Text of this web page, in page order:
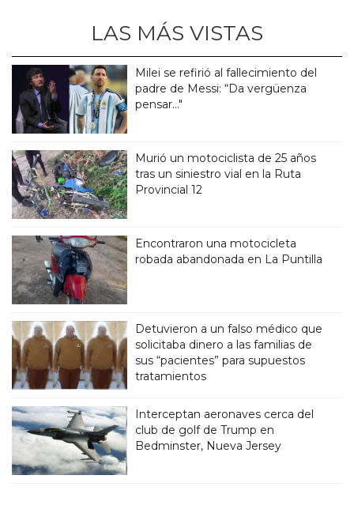
LAS MÁS VISTAS
Milei se refirió al fallecimiento del
padre de Messi: “Da vergüenza
pensar..."
Murió un motociclista de 25 años
tras un siniestro vial en la Ruta
Provincial 12
Encontraron una motocicleta
robada abandonada en La Puntilla
Detuvieron a un falso médico que
solicitaba dinero a las familias de
sus “pacientes” para supuestos
tratamientos
Interceptan aeronaves cerca del
club de golf de Trump en
Bedminster, Nueva Jersey